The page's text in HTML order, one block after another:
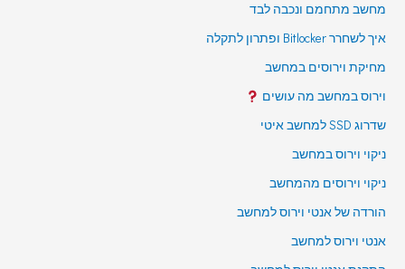
מחשב מתחמם ונכבה לבד
איך לשחרר Bitlocker ופתרון לתקלה
מחיקת וירוסים במחשב
וירוס במחשב מה עושים
שדרוג SSD למחשב איטי
ניקוי וירוס במחשב
ניקוי וירוסים מהמחשב
הורדה של אנטי וירוס למחשב
אנטי וירוס למחשב